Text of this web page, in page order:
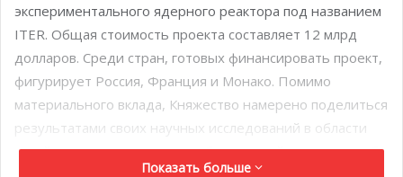
экспериментального ядерного реактора под названием
ITER. Общая стоимость проекта составляет 12 млрд
долларов. Среди стран, готовых финансировать проект,
фигурирует Россия, Франция и Монако. Помимо
материального вклада, Княжество намерено поделиться
результатами своих научных исследований в области
устойчивого развития и возобновляемой энергии, чтобы
Показать больше